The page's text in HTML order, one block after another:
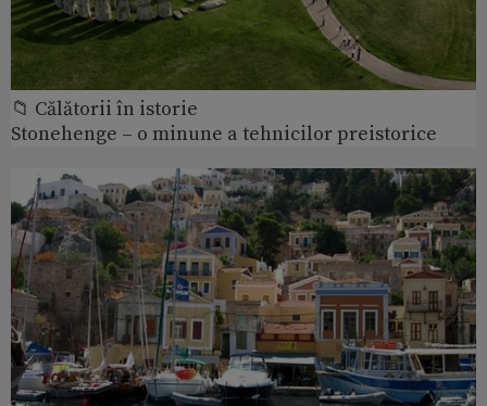
📁 Călătorii în istorie
Stonehenge – o minune a tehnicilor preistorice